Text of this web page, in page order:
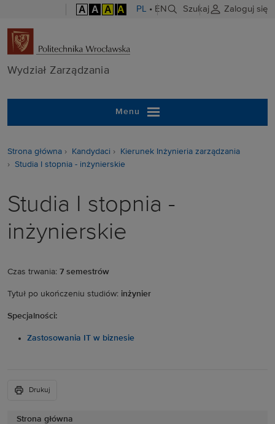
A A A A PL • EN Szukaj Zaloguj się
Wydział
Wydział Zarządzania
Menu
Strona główna
Strona główna Kandydaci
Kierunek Inżynieria zarządzania
Studia I stopnia - inżynierskie
Studia I stopnia -
inżynierskie
Czas trwania: 7 semestrów
Tytuł po ukończeniu studiów: inżynier
Specjalności:
Zastosowania IT w biznesie
Drukuj